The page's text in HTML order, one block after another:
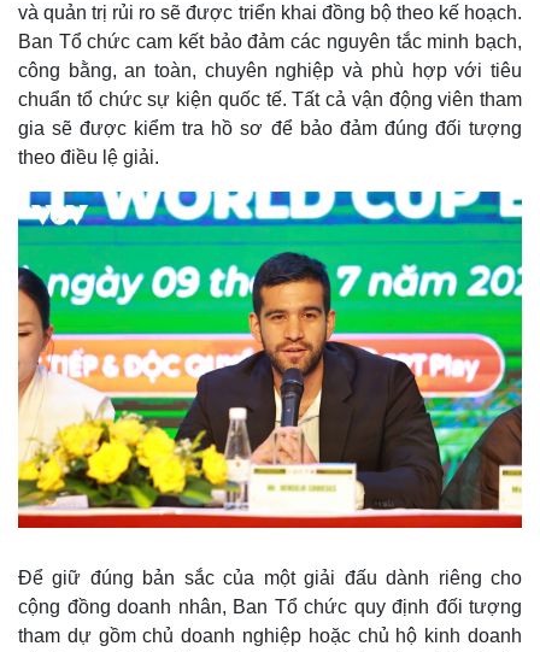
Pháp luật
Tin nóng
Tư vấn luật
Quân sự - Quốc phòng
Vũ khí
Việt Nam
Phân tích
và quản trị rủi ro sẽ được triển khai đồng bộ theo kế hoạch.
Ban Tổ chức cam kết bảo đảm các nguyên tắc minh bạch,
công bằng, an toàn, chuyên nghiệp và phù hợp với tiêu
chuẩn tổ chức sự kiện quốc tế. Tất cả vận động viên tham
gia sẽ được kiểm tra hồ sơ để bảo đảm đúng đối tượng
theo điều lệ giải.
Để giữ đúng bản sắc của một giải đấu dành riêng cho
cộng đồng doanh nhân, Ban Tổ chức quy định đối tượng
tham dự gồm chủ doanh nghiệp hoặc chủ hộ kinh doanh